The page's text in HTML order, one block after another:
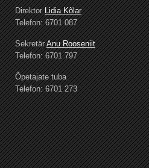
DirektorLidia Kõlar
Telefon: 6701 087
SekretärAnu Rooseniit
Telefon: 6701 797
Õpetajate tuba
Telefon: 6701 273